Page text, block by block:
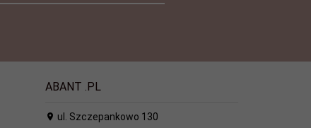
ABANT .PL
ul. Szczepankowo 130